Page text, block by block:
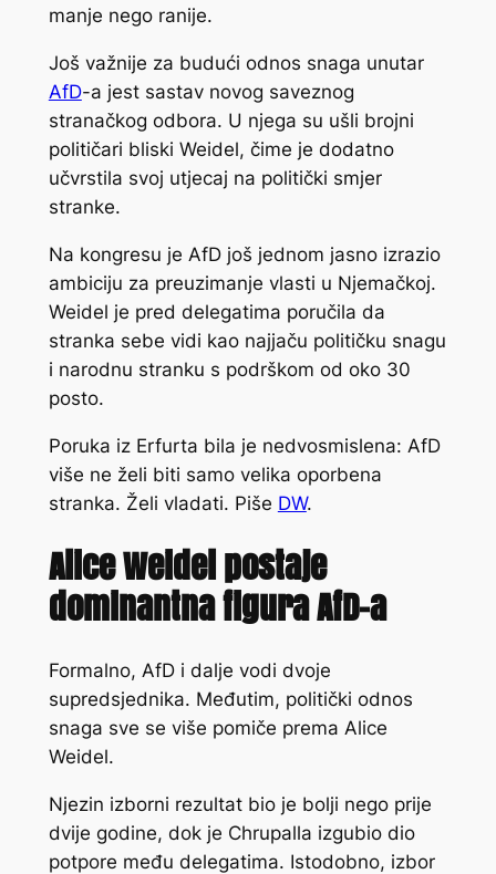
manje nego ranije.
Još važnije za budući odnos snaga unutar
AfD-a jest sastav novog saveznog
stranačkog odbora. U njega su ušli brojni
političari bliski Weidel, čime je dodatno
učvrstila svoj utjecaj na politički smjer
stranke.
Na kongresu je AfD još jednom jasno izrazio
ambiciju za preuzimanje vlasti u Njemačkoj.
Weidel je pred delegatima poručila da
stranka sebe vidi kao najjaču političku snagu
i narodnu stranku s podrškom od oko 30
posto.
Poruka iz Erfurta bila je nedvosmislena: AfD
više ne želi biti samo velika oporbena
stranka. Želi vladati. Piše DW.
Alice Weidel postaje
dominantna figura AfD-a
Formalno, AfD i dalje vodi dvoje
supredsjednika. Međutim, politički odnos
snaga sve se više pomiče prema Alice
Weidel.
Njezin izborni rezultat bio je bolji nego prije
dvije godine, dok je Chrupalla izgubio dio
potpore među delegatima. Istodobno, izbor